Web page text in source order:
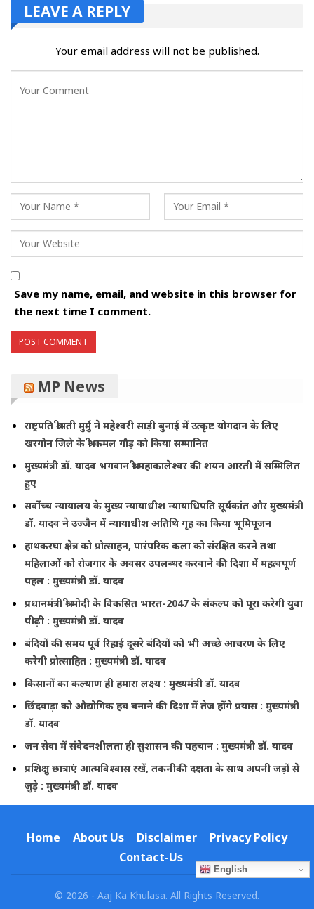
LEAVE A REPLY
Your email address will not be published.
Save my name, email, and website in this browser for
the next time I comment.
MP News
राष्ट्रपति श्रीमती मुर्मु ने महेश्वरी साड़ी बुनाई में उत्कृष्ट योगदान के लिए
खरगोन जिले के श्री कमल गौड़ को किया सम्मानित
मुख्यमंत्री डॉ. यादव भगवान श्री महाकालेश्‍वर की शयन आरती में सम्मिलित
हुए
सर्वोच्च न्यायालय के मुख्‍य न्‍यायाधीश न्यायाधिपति सूर्यकांत और मुख्यमंत्री
डॉ. यादव ने उज्जैन में न्यायाधीश अतिथि गृह का किया भूमिपूजन
हाथकरघा क्षेत्र को प्रोत्साहन, पारंपरिक कला को संरक्षित करने तथा
महिलाओं को रोजगार के अवसर उपलब्धर करवाने की दिशा में महत्वपूर्ण
पहल : मुख्यमंत्री डॉ. यादव
प्रधानमंत्री श्री मोदी के विकसित भारत-2047 के संकल्प को पूरा करेगी युवा
पीढ़ी : मुख्यमंत्री डॉ. यादव
बंदियों की समय पूर्व रिहाई दूसरे बंदियों को भी अच्छे आचरण के लिए
करेगी प्रोत्साहित : मुख्यमंत्री डॉ. यादव
किसानों का कल्याण ही हमारा लक्ष्य : मुख्यमंत्री डॉ. यादव
छिंदवाड़ा को औद्योगिक हब बनाने की दिशा में तेज होंगे प्रयास : मुख्यमंत्री
डॉ. यादव
जन सेवा में संवेदनशीलता ही सुशासन की पहचान : मुख्यमंत्री डॉ. यादव
प्रशिक्षु छात्राएं आत्मविश्वास रखें, तकनीकी दक्षता के साथ अपनी जड़ों से
जुड़े : मुख्यमंत्री डॉ. यादव
Home About Us Disclaimer
Privacy Policy
Contact-Us
English
© 2026 - Aaj Ka Khulasa. All Rights Reserved.